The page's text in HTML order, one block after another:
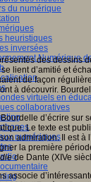
du numérique
heuristiques
inversées
Numérique
virtuels en
collaboratives
numériques
des dessins
lient d’amitié et
de façon
à découvrir.
d’écrire sur
Le texte est
admiration. Il est à
la première
de Dante (XIVe
associe